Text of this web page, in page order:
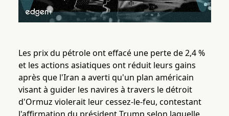
Les prix du pétrole ont effacé une perte de 2,4 %
et les actions asiatiques ont réduit leurs gains
après que l'Iran a averti qu'un plan américain
visant à guider les navires à travers le détroit
d'Ormuz violerait leur cessez-le-feu, contestant